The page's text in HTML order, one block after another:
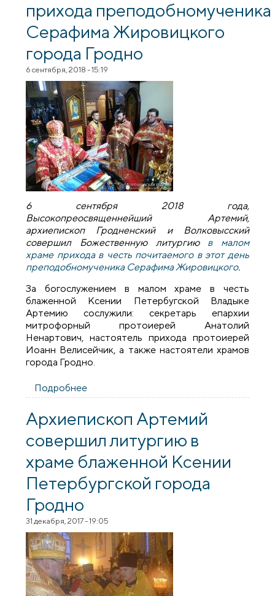
прихода преподобномученика
Серафима Жировицкого
города Гродно
6 сентября, 2018 - 15:19
6 сентября 2018 года,
Высокопреосвященнейший Артемий,
архиепископ Гродненский и Волковысский
совершил Божественную литургию в малом
храме прихода в честь почитаемого в этот день
преподобномученика Серафима Жировицкого.
За богослужением в малом храме в честь
блаженной Ксении Петербугской Владыке
Артемию сослужили: секретарь епархии
митрофорный протоиерей Анатолий
Ненартович, настоятель прихода протоиерей
Иоанн Велисейчик, а также настоятели храмов
города Гродно.
Подробнее
литургию в малом храме
прихода преподобномученика
Серафима Жировицкого города Гродно
Архиепископ Артемий
совершил литургию в
храме блаженной Ксении
Петербургской города
Гродно
31 декабря, 2017 - 19:05